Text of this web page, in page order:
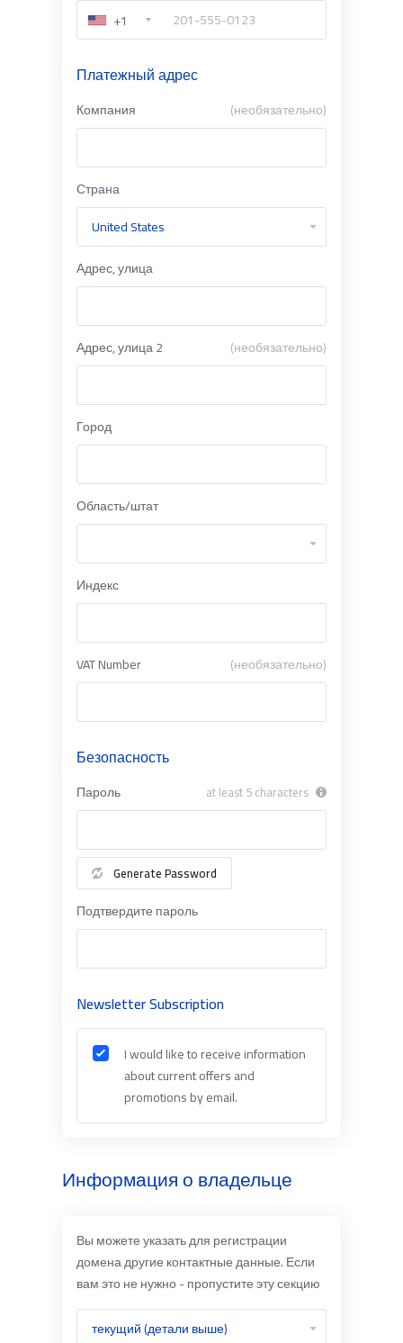
+1
Платежный адрес
Компания (необязательно)
Страна
Адрес, улица
Адрес, улица 2 (необязательно)
Город
Область/штат
Индекс
VAT Number (необязательно)
Безопасность
Пароль at least 5 characters
Generate Password
Подтвердите пароль
Newsletter Subscription
I would like to receive information
about current offers and
promotions by email.
Информация о владельце
Вы можете указать для регистрации
домена другие контактные данные. Если
вам это не нужно - пропустите эту секцию